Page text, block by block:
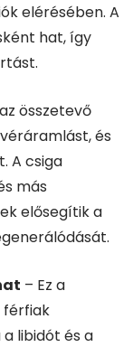
elérésében. A
hat, így
összetevő
és
A csiga
más
elősegítik a
– Ez a
férfiak
libidót és a